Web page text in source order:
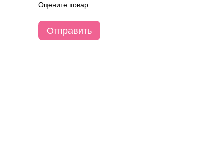
Оцените товар
Отправить